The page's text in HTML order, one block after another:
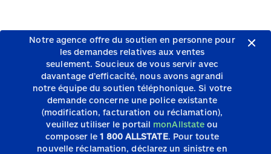
Notre agence offre du soutien en personne pour
les demandes relatives aux ventes
seulement.Soucieux de vous servir avec
davantage d’efficacité, nous avons agrandi
notre équipe du soutien téléphonique.Si votre
demande concerne une police existante
(modification, facturation ou réclamation),
veuillez utiliser le portail monAllstate ou
composer le1 800 ALLSTATE. Pour toute
nouvelle réclamation, déclarez un sinistre en